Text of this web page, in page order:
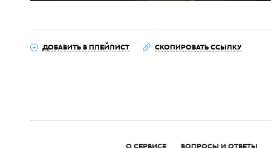
ДОБАВИТЬ В ПЛЕЙЛИСТ СКОПИРОВАТЬ ССЫЛКУ